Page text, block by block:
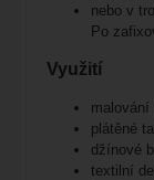
nebo v
Po
Využití
malování
plátěné
džínové
textilní